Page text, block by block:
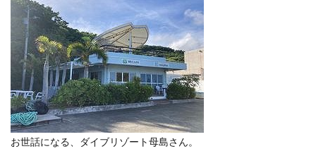
お世話になる、ダイブリゾート母島さん。